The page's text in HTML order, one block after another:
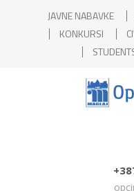
JAVNE NABAVKE
KONKURSI